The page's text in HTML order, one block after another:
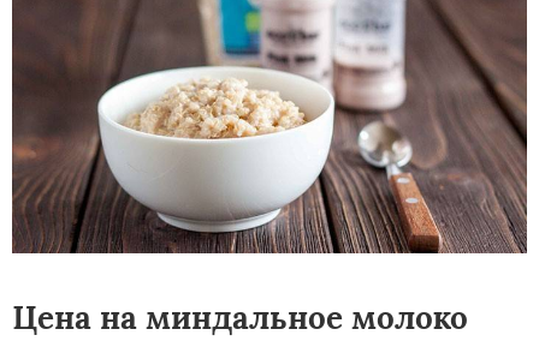
Цена на миндальное молоко